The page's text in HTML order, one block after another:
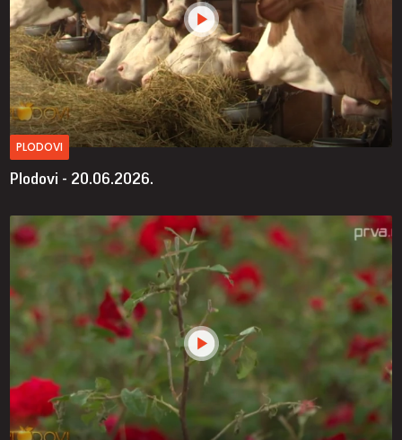
PLODOVI
Plodovi - 20.06.2026.